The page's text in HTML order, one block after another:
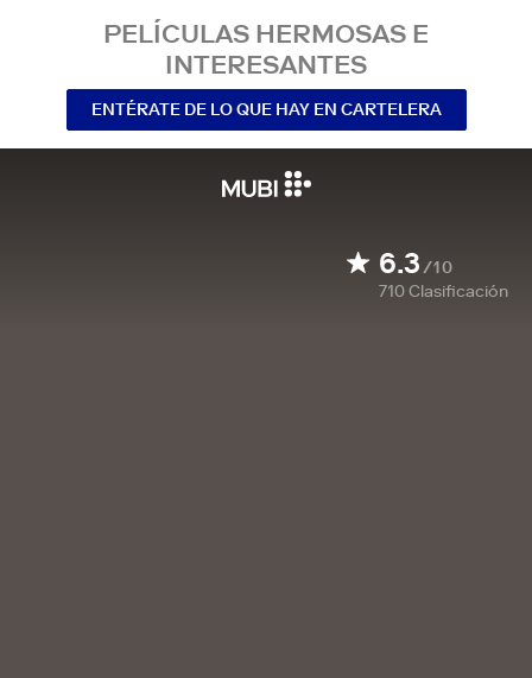
PELÍCULAS HERMOSAS E
INTERESANTES
ENTÉRATE DE LO QUE HAY EN CARTELERA
6.3/10
710Clasificación